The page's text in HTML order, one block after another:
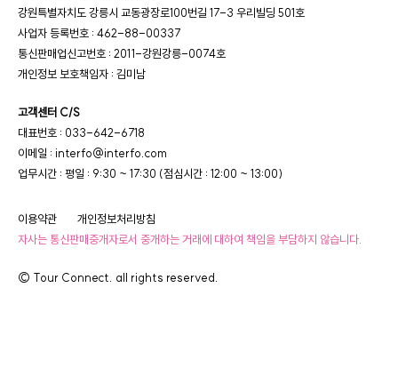
강원특별자치도 강릉시 교동광장로100번길 17-3 우리빌딩 501호
사업자 등록번호 : 462-88-00337
통신판매업신고번호 : 2011-강원강릉-0074호
개인정보 보호책임자 : 김미남
고객센터 C/S
대표번호 : 033-642-6718
이메일 : interfo@interfo.com
업무시간 : 평일 : 9:30 ~ 17:30 (점심시간 : 12:00 ~ 13:00)
이용약관
개인정보처리방침
자사는 통신판매중개자로서 중개하는 거래에 대하여 책임을 부담하지 않습니다.
© Tour Connect. all rights reserved.